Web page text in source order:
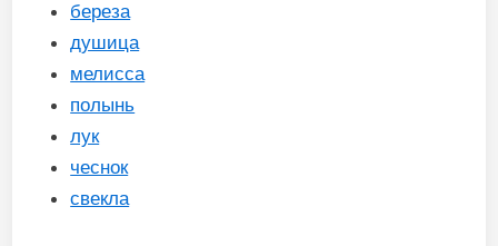
береза
душица
мелисса
полынь
лук
чеснок
свекла